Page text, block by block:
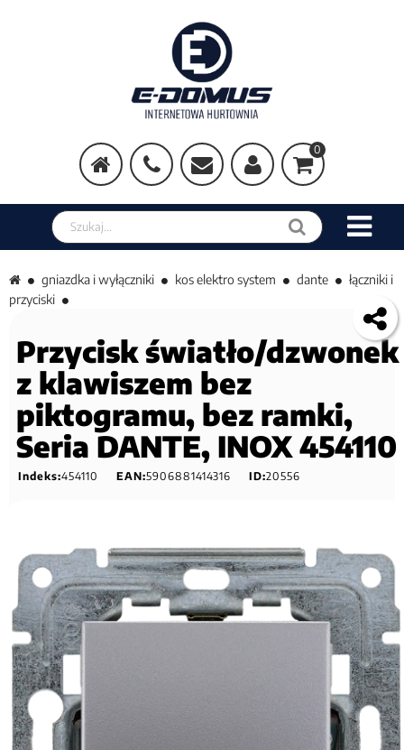
0
Szukaj w sklepie
gniazdka i wyłączniki kos elektro system dante
łączniki i
przyciski
Przycisk światło/dzwonek
z klawiszem bez
piktogramu, bez ramki,
Seria DANTE, INOX 454110
Indeks:454110 EAN:5906881414316 ID:20556